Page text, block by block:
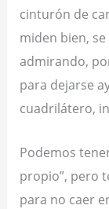
cinturón de
miden bien,
admirando,
para dejarse
cuadrilátero,
Podemos
propio”, pero
para no caer